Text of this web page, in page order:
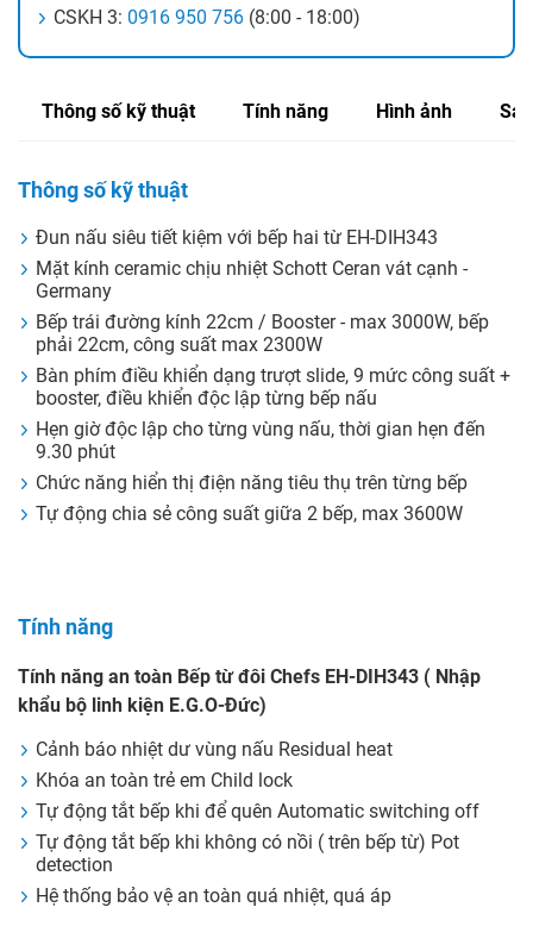
CSKH 3: 0916 950 756 (8:00 - 18:00)
Thông số kỹ thuật Tính năng Hình ảnh
Thông số kỹ thuật
Đun nấu siêu tiết kiệm với bếp hai từ EH-DIH343
Mặt kính ceramic chịu nhiệt Schott Ceran vát cạnh -
Germany
Bếp trái đường kính 22cm / Booster - max 3000W, bếp
phải 22cm, công suất max 2300W
Bàn phím điều khiển dạng trượt slide, 9 mức công suất +
booster, điều khiển độc lập từng bếp nấu
Hẹn giờ độc lập cho từng vùng nấu, thời gian hẹn đến
9.30 phút
Chức năng hiển thị điện năng tiêu thụ trên từng bếp
Tự động chia sẻ công suất giữa 2 bếp, max 3600W
Tính năng
Tính năng an toàn Bếp từ đôi Chefs EH-DIH343 ( Nhập
khẩu bộ linh kiện E.G.O-Đức)
Cảnh báo nhiệt dư vùng nấu Residual heat
Khóa an toàn trẻ em Child lock
Tự động tắt bếp khi để quên Automatic switching off
Tự động tắt bếp khi không có nồi ( trên bếp từ) Pot
detection
Hệ thống bảo vệ an toàn quá nhiệt, quá áp